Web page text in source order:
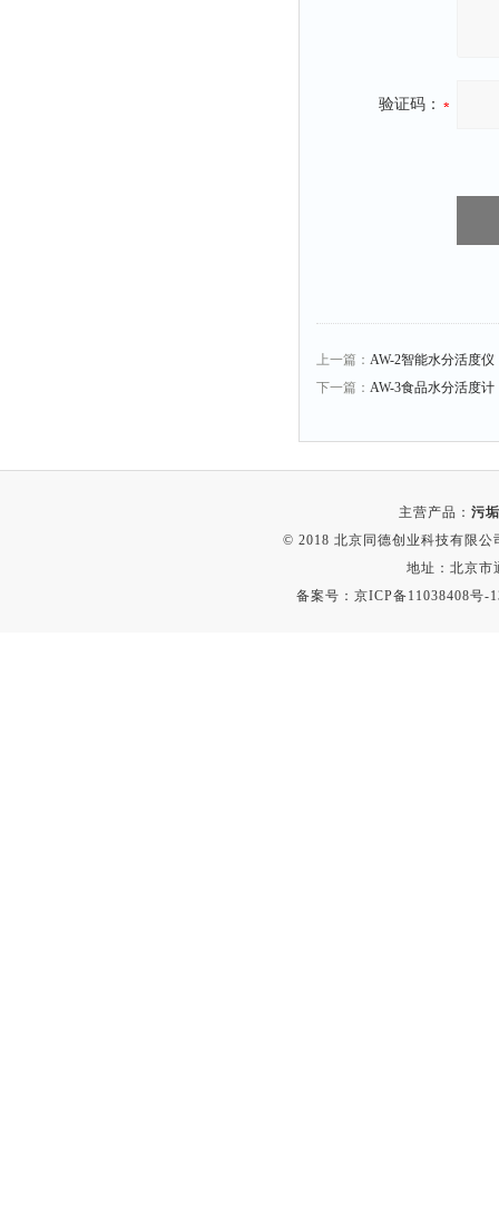
验证码：
上一篇： AW-2智能水分活度仪
下一篇： AW-3食品水分活度计
主营产品： 污
© 2018 北京同德创业科技有限
地址：北京市
备案号： 京ICP备11038408号-